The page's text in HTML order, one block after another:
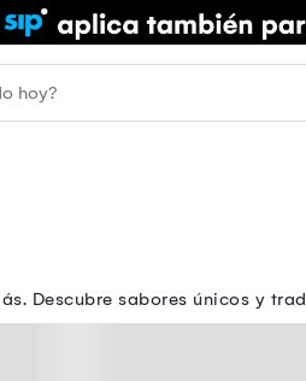
Descubre sabores únicos y